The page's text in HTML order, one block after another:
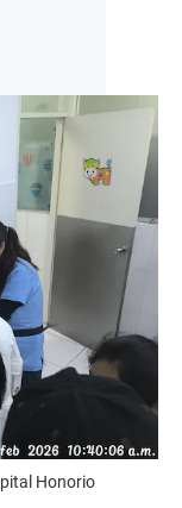
Honorio